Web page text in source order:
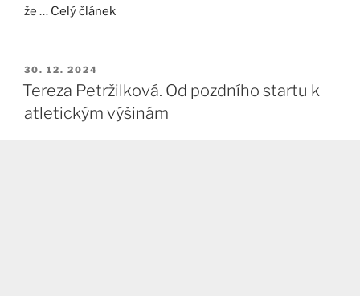
že … Celý článek
PUBLIKOVÁNO
30. 12. 2024
Tereza Petržilková. Od pozdního startu k
atletickým výšinám